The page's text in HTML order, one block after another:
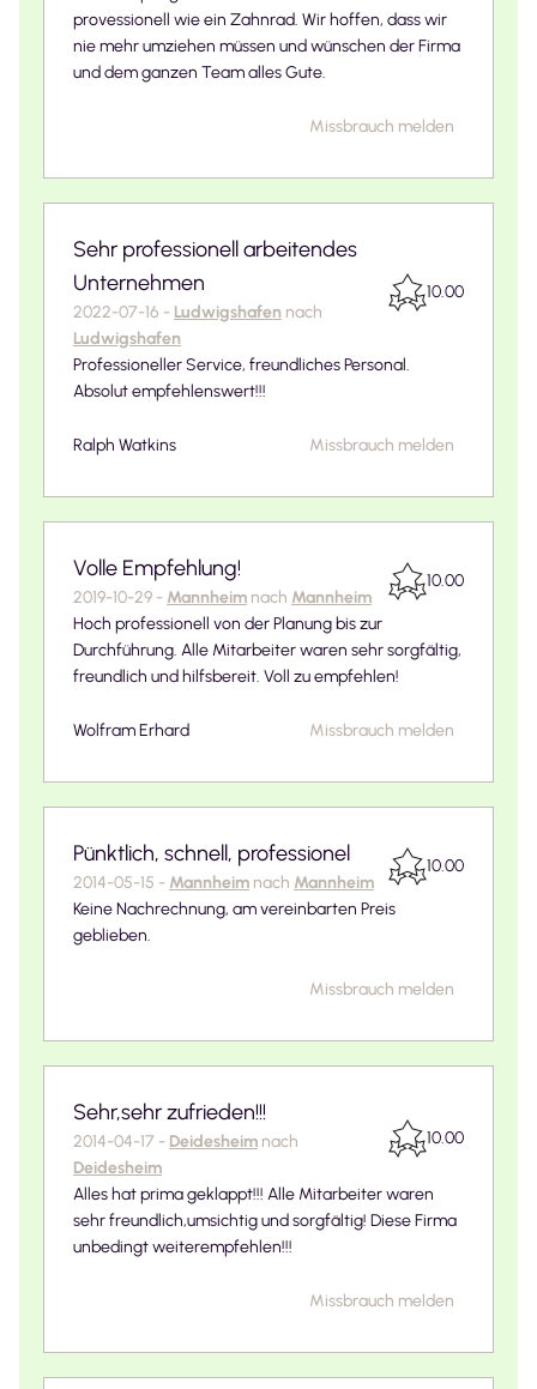
provessionell wie ein Zahnrad. Wir hoffen, dass wir
nie mehr umziehen müssen und wünschen der Firma
und dem ganzen Team alles Gute.
Missbrauch melden
Sehr professionell arbeitendes
Unternehmen
2022-07-16 - Ludwigshafen nach
Ludwigshafen
10.00
Professioneller Service, freundliches Personal.
Absolut empfehlenswert!!!
Ralph Watkins Missbrauch melden
Volle Empfehlung!
2019-10-29 - Mannheim nach Mannheim
10.00
Hoch professionell von der Planung bis zur
Durchführung. Alle Mitarbeiter waren sehr sorgfältig,
freundlich und hilfsbereit. Voll zu empfehlen!
Wolfram Erhard Missbrauch melden
Pünktlich, schnell, professionel
2014-05-15 - Mannheim nach Mannheim
10.00
Keine Nachrechnung, am vereinbarten Preis
geblieben.
Missbrauch melden
Sehr,sehr zufrieden!!!
2014-04-17 - Deidesheim nach
Deidesheim
10.00
Alles hat prima geklappt!!! Alle Mitarbeiter waren
sehr freundlich,umsichtig und sorgfältig! Diese Firma
unbedingt weiterempfehlen!!!
Missbrauch melden